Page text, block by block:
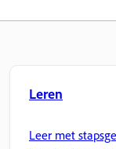
Leren
Leer met